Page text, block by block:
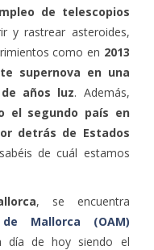
de telescopios
y rastrear asteroides,
como en 2013
supernova en una
años luz. Además,
el segundo país en
detrás de Estados
de cuál estamos
, se encuentra
Mallorca (OAM)
día de hoy siendo el